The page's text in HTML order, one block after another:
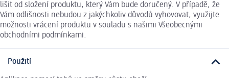
lišit od složení produktu, který Vám bude doručený. V případě, že
Vám odlišnosti nebudou z jakýchkoliv důvodů vyhovovat, využijte
možnosti vrácení produktu v souladu s našimi Všeobecnými
obchodními podmínkami.
Použití